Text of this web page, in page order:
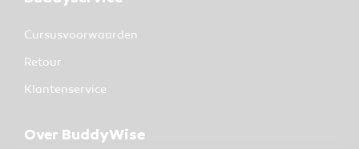
Cursusvoorwaarden
Retour
Klantenservice
Over BuddyWise